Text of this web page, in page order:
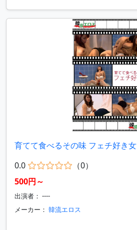
育てて食べるその味 フェチ好き女
0.0
（0）
500円～
出演者： ----
メーカー： 韓流エロス